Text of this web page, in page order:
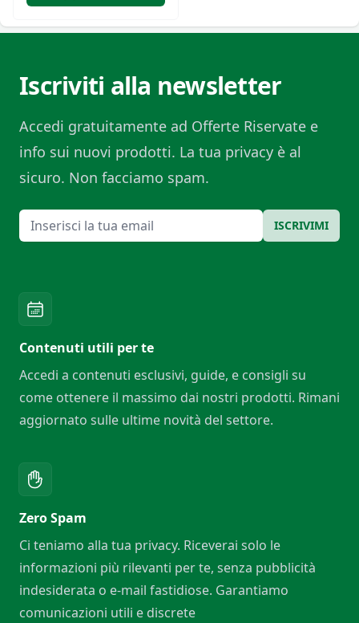
Iscriviti alla newsletter
Accedi gratuitamente ad Offerte Riservate e
info sui nuovi prodotti. La tua privacy è al
sicuro. Non facciamo spam.
Email ISCRIVIMI
Contenuti utili per te
Accedi a contenuti esclusivi, guide, e consigli su
come ottenere il massimo dai nostri prodotti. Rimani
aggiornato sulle ultime novità del settore.
Zero Spam
Ci teniamo alla tua privacy. Riceverai solo le
informazioni più rilevanti per te, senza pubblicità
indesiderata o e-mail fastidiose. Garantiamo
comunicazioni utili e discrete